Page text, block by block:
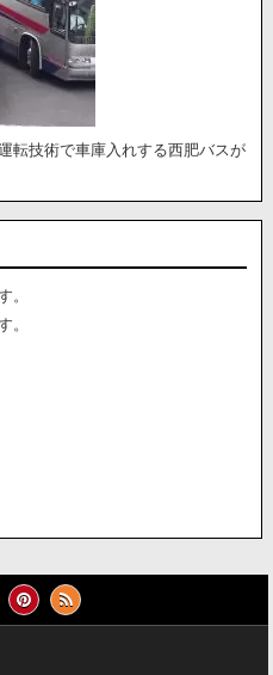
転技術で車庫入れする西肥バスが
。
。